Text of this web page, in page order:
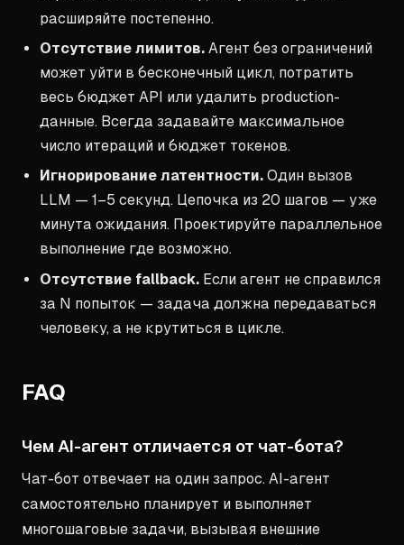
расширяйте постепенно.
Отсутствие лимитов. Агент без ограничений
может уйти в бесконечный цикл, потратить
весь бюджет API или удалить production-
данные. Всегда задавайте максимальное
число итераций и бюджет токенов.
Игнорирование латентности. Один вызов
LLM — 1–5 секунд. Цепочка из 20 шагов — уже
минута ожидания. Проектируйте параллельное
выполнение где возможно.
Отсутствие fallback. Если агент не справился
за N попыток — задача должна передаваться
человеку, а не крутиться в цикле.
FAQ
Чем AI-агент отличается от чат-бота?
Чат-бот отвечает на один запрос. AI-агент
самостоятельно планирует и выполняет
многошаговые задачи, вызывая внешние